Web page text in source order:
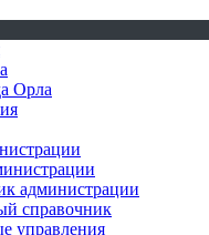
Орла
администрации
справочник
управления